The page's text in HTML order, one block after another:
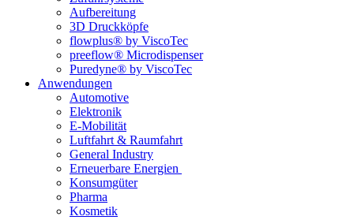
Aufbereitung
3D Druckköpfe
flowplus® by ViscoTec
preeflow® Microdispenser
Puredyne® by ViscoTec
Anwendungen
Automotive
Elektronik
E-Mobilität
Luftfahrt & Raumfahrt
General Industry
Erneuerbare Energien
Konsumgüter
Pharma
Kosmetik